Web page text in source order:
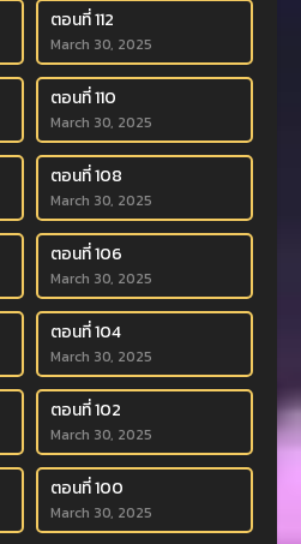
ตอนที่ 112
March 30, 2025
ตอนที่ 110
March 30, 2025
ตอนที่ 108
March 30, 2025
ตอนที่ 106
March 30, 2025
ตอนที่ 104
March 30, 2025
ตอนที่ 102
March 30, 2025
ตอนที่ 100
March 30, 2025